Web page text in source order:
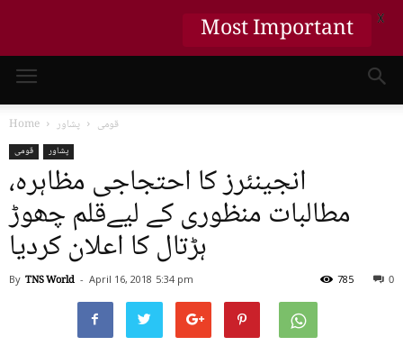
Home قومی پشاور
قومی پشاور
انجینئرز کا احتجاجی مظاہرہ،
مطالبات منظوری کے لیےقلم چھوڑ
ہڑتال کا اعلان کردیا
By TNS World - April 16, 2018 5:34 pm 0
785
Most Important X